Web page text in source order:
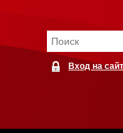
Вход на сайт